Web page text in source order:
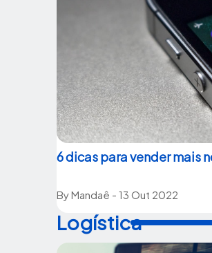
6 dicas para vender mais
ByMandaê - 13 Out 2022
Logística